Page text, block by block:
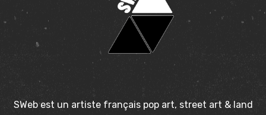
SWeb est un artiste français pop art, street art & land